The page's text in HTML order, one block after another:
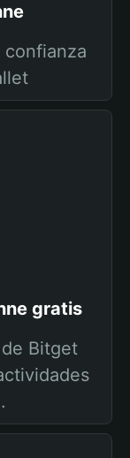
confianza
gratis
Bitget